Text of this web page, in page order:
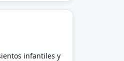
infantiles y